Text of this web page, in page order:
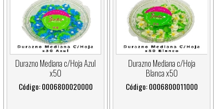
Durazno Mediana c/Hoja Azul
x50
Código: 0006800020000
Durazno Mediana c/Hoja
Blanca x50
Código: 0006800011000